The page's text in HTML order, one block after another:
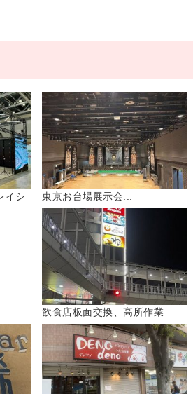
イシ
東京お台場展示会...
飲食店板面交換、高所作業...